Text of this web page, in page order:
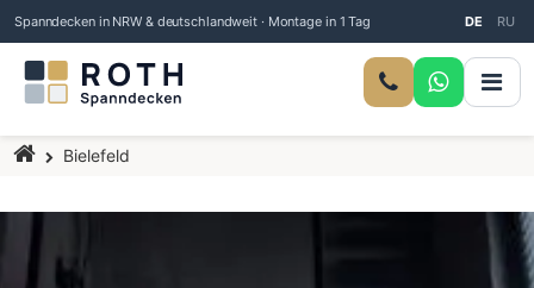
Spanndecken in NRW & deutschlandweit · Montage in 1 Tag DE RU
Startseite
Bielefeld